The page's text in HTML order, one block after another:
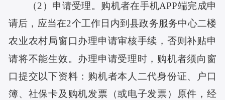
（2）申请受理。购机者在手机APP端完成申
请后，应当在2个工作日内到县政务服务中心二楼
农业农村局窗口办理申请审核手续，否则补贴申
请将不能生效。办理申请受理时，购机者须向窗
口提交以下资料：购机者本人二代身份证、户口
簿、社保卡及购机发票（或电子发票）原件，经